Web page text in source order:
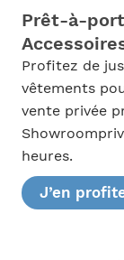
Prêt-à-
Profitez de
vêtements
vente privée
heures.
J’en